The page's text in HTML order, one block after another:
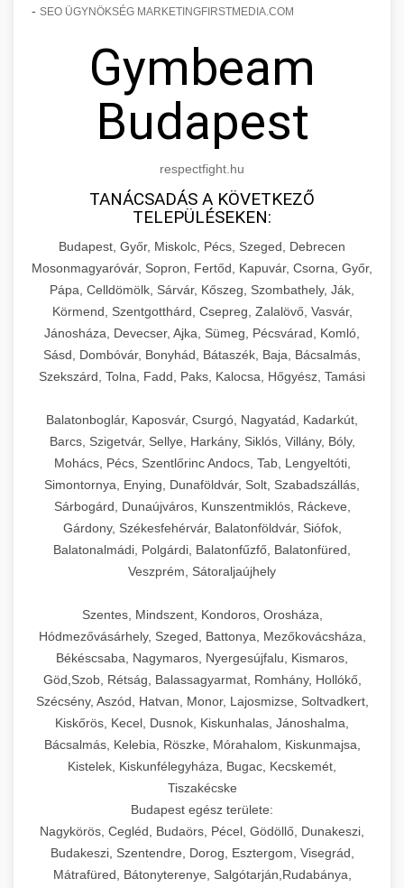
- SEO ÜGYNÖKSÉG MARKETINGFIRSTMEDIA.COM
Gymbeam
Budapest
respectfight.hu
TANÁCSADÁS A KÖVETKEZŐ
TELEPÜLÉSEKEN:
Budapest, Győr, Miskolc, Pécs, Szeged, Debrecen
Mosonmagyaróvár, Sopron, Fertőd, Kapuvár, Csorna, Győr,
Pápa, Celldömölk, Sárvár, Kőszeg, Szombathely, Ják,
Körmend, Szentgotthárd, Csepreg, Zalalövő, Vasvár,
Jánosháza, Devecser, Ajka, Sümeg, Pécsvárad, Komló,
Sásd, Dombóvár, Bonyhád, Bátaszék, Baja, Bácsalmás,
Szekszárd, Tolna, Fadd, Paks, Kalocsa, Hőgyész, Tamási
Balatonboglár, Kaposvár, Csurgó, Nagyatád, Kadarkút,
Barcs, Szigetvár, Sellye, Harkány, Siklós, Villány, Bóly,
Mohács, Pécs, Szentlőrinc Andocs, Tab, Lengyeltóti,
Simontornya, Enying, Dunaföldvár, Solt, Szabadszállás,
Sárbogárd, Dunaújváros, Kunszentmiklós, Ráckeve,
Gárdony, Székesfehérvár, Balatonföldvár, Siófok,
Balatonalmádi, Polgárdi, Balatonfűzfő, Balatonfüred,
Veszprém, Sátoraljaújhely
Szentes, Mindszent, Kondoros, Orosháza,
Hódmezővásárhely, Szeged, Battonya, Mezőkovácsháza,
Békéscsaba, Nagymaros, Nyergesújfalu, Kismaros,
Göd,Szob, Rétság, Balassagyarmat, Romhány, Hollókő,
Szécsény, Aszód, Hatvan, Monor, Lajosmizse, Soltvadkert,
Kiskőrös, Kecel, Dusnok, Kiskunhalas, Jánoshalma,
Bácsalmás, Kelebia, Röszke, Mórahalom, Kiskunmajsa,
Kistelek, Kiskunfélegyháza, Bugac, Kecskemét,
Tiszakécske
Budapest egész területe:
Nagykörös, Cegléd, Budaörs, Pécel, Gödöllő, Dunakeszi,
Budakeszi, Szentendre, Dorog, Esztergom, Visegrád,
Mátrafüred, Bátonyterenye, Salgótarján,Rudabánya,